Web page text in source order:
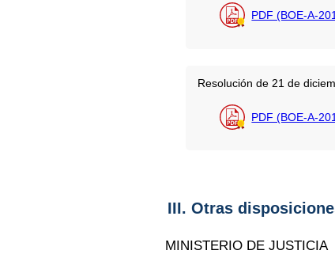
PDF (BOE-A-
Resolución de 21 de
PDF (BOE-A-
III. Otras
MINISTERIO DE JUSTICIA